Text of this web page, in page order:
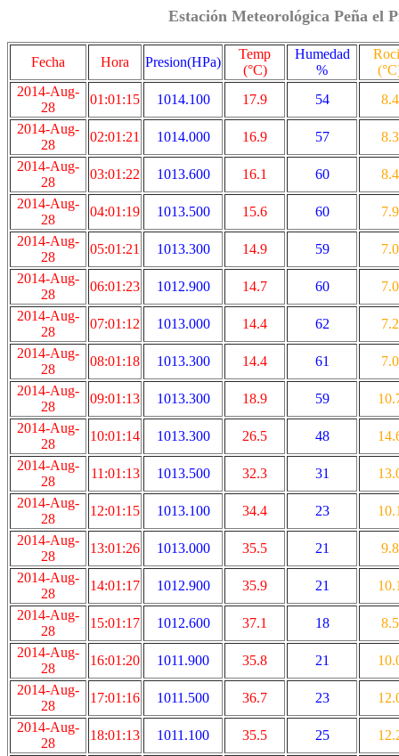
Estación Meteorológica Peña el
Fecha Hora Presion(HPa)
Temp
(°C)
Humedad
%
2014-Aug-
28
01:01:15 1014.100 17.9 54
8.4
2014-Aug-
28
02:01:21 1014.000 16.9 57
8.3
2014-Aug-
28
03:01:22 1013.600 16.1 60
8.4
2014-Aug-
28
04:01:19 1013.500 15.6 60
7.9
2014-Aug-
28
05:01:21 1013.300 14.9 59
7.0
2014-Aug-
28
06:01:23 1012.900 14.7 60
7.0
2014-Aug-
28
07:01:12 1013.000 14.4 62
7.2
2014-Aug-
28
08:01:18 1013.300 14.4 61
7.0
2014-Aug-
28
09:01:13 1013.300 18.9 59
2014-Aug-
28
10:01:14 1013.300 26.5 48
2014-Aug-
28
11:01:13 1013.500 32.3 31
2014-Aug-
28
12:01:15 1013.100 34.4 23
2014-Aug-
28
13:01:26 1013.000 35.5 21
9.8
2014-Aug-
28
14:01:17 1012.900 35.9 21
2014-Aug-
28
15:01:17 1012.600 37.1 18
8.5
2014-Aug-
28
16:01:20 1011.900 35.8 21
2014-Aug-
28
17:01:16 1011.500 36.7 23
2014-Aug-
28
18:01:13 1011.100 35.5 25